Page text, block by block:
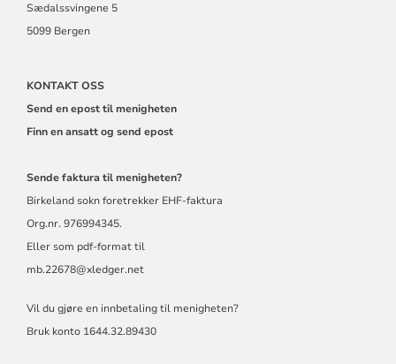
Sædalssvingene 5
5099 Bergen
KONTAKT OSS
Send en epost til menigheten
Finn en ansatt og send epost
Sende faktura til menigheten?
Birkeland sokn foretrekker EHF-faktura
Org.nr. 976994345.
Eller som pdf-format til
mb.22678@xledger.net
Vil du gjøre en innbetaling til menigheten?
Bruk konto 1644.32.89430